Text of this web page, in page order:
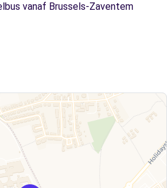
vanaf Brussels-Zaventem